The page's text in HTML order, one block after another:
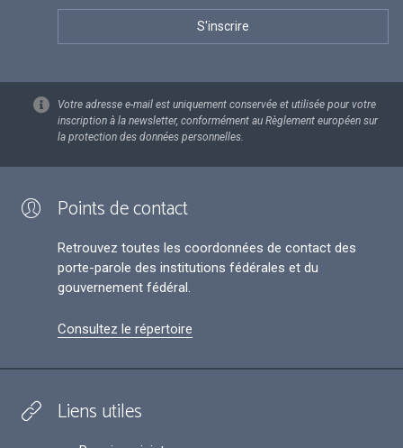
Votre adresse e-mail est uniquement conservée et utilisée pour votre
inscription à la newsletter, conformément au Règlement européen sur
la protection des données personnelles.
Points de contact
Retrouvez toutes les coordonnées de contact des
porte-parole des institutions fédérales et du
gouvernement fédéral.
Consultez le répertoire
Liens utiles